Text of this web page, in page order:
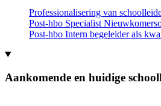
Professionalisering van
Post-hbo Specialist
Post-hbo Intern begeleider als
Aankomende en huidige